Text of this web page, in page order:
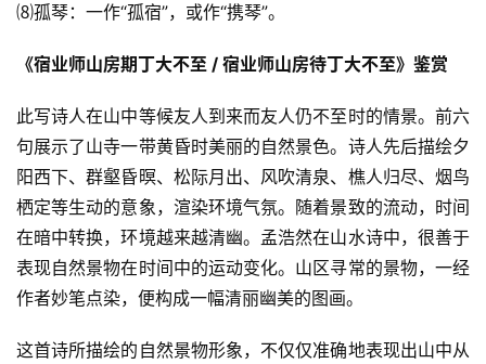
⑻孤琴：一作“孤宿”，或作“携琴”。
《宿业师山房期丁大不至 / 宿业师山房待丁大不至》鉴赏
此写诗人在山中等候友人到来而友人仍不至时的情景。前六
句展示了山寺一带黄昏时美丽的自然景色。诗人先后描绘夕
阳西下、群壑昏暝、松际月出、风吹清泉、樵人归尽、烟鸟
栖定等生动的意象，渲染环境气氛。随着景致的流动，时间
在暗中转换，环境越来越清幽。孟浩然在山水诗中，很善于
表现自然景物在时间中的运动变化。山区寻常的景物，一经
作者妙笔点染，便构成一幅清丽幽美的图画。
这首诗所描绘的自然景物形象，不仅仅准确地表现出山中从